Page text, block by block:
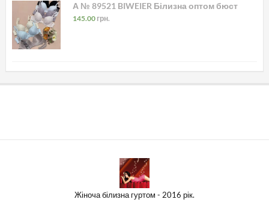
А № 89521 BIWEIER Білизна оптом бюст
145.00 грн.
Жіноча білизна гуртом - 2016 рік.